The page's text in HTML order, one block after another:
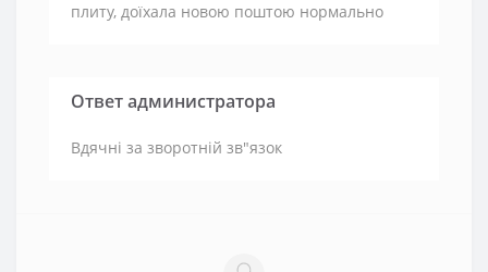
плиту, доїхала новою поштою нормально
Ответ администратора
Вдячні за зворотній зв"язок